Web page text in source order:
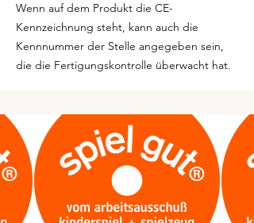
Wenn auf dem Produkt die CE-
Kennzeichnung steht, kann auch die
Kennnummer der Stelle angegeben sein,
die die Fertigungskontrolle überwacht hat.